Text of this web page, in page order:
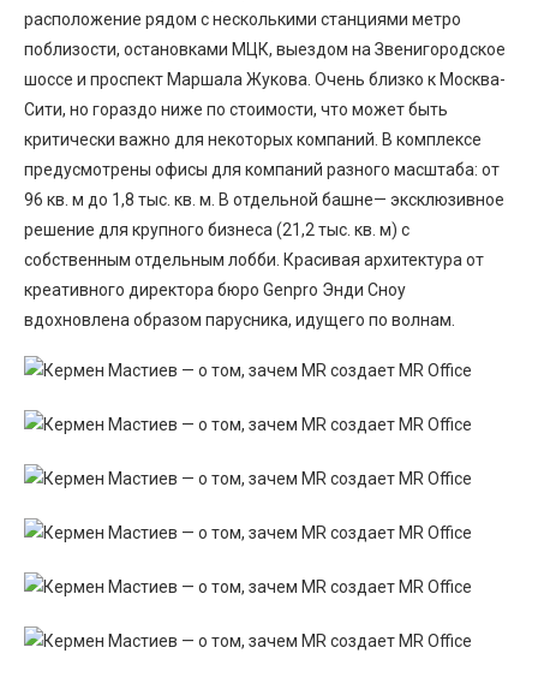
расположение рядом с несколькими станциями метро
поблизости, остановками МЦК, выездом на Звенигородское
шоссе и проспект Маршала Жукова. Очень близко к Москва-
Сити, но гораздо ниже по стоимости, что может быть
критически важно для некоторых компаний. В комплексе
предусмотрены офисы для компаний разного масштаба: от
96 кв. м до 1,8 тыс. кв. м. В отдельной башне— эксклюзивное
решение для крупного бизнеса (21,2 тыс. кв. м) с
собственным отдельным лобби. Красивая архитектура от
креативного директора бюро Genpro Энди Сноу
вдохновлена образом парусника, идущего по волнам.